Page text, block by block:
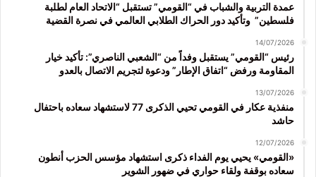
عمدة التربية والشباب في “القومي” تستقبل “الاتحاد العام لطلبة
فلسطين” وتأكيد دور الحراك الطلابي العالمي في نصرة القضية
14/07/2026
رئيس “القومي” يستقبل وفداً من “الشعبي الناصري”: تأكيد خيار
المقاومة ورفض “اتفاق الإطار” ودعوة لتجريم الاتصال بالعدو
13/07/2026
منفذية عكار في القومي تحيي الذكرى 77 لاستشهاد سعاده باحتفال
حاشد
12/07/2026
«القومي» يحيي يوم الفداء ذكرى استشهاد مؤسس الحزب أنطون
سعاده بوقفة ولقاء حواري في ضهور الشوير